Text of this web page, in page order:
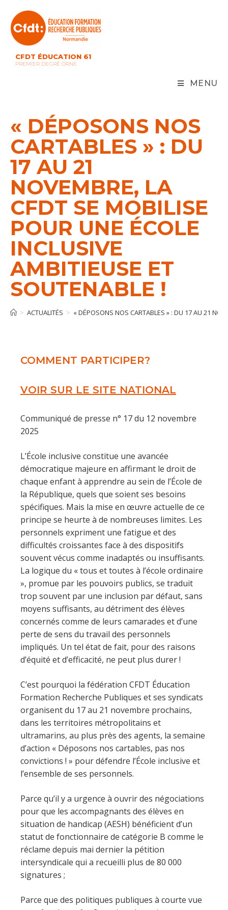
content
CFDT ÉDUCATION 61
PREMIER DEGRÉ ORNE
MENU
« DÉPOSONS NOS
CARTABLES » : DU
17 AU 21
NOVEMBRE, LA
CFDT SE MOBILISE
POUR UNE ÉCOLE
INCLUSIVE
AMBITIEUSE ET
SOUTENABLE !
> ACTUALITÉS > « DÉPOSONS NOS CARTABLES » : DU 17 AU 21
COMMENT PARTICIPER?
VOIR SUR LE SITE NATIONAL
Communiqué de presse n° 17 du 12 novembre
2025
L’École inclusive constitue une avancée
démocratique majeure en affirmant le droit de
chaque enfant à apprendre au sein de l’École de
la République, quels que soient ses besoins
spécifiques. Mais la mise en œuvre actuelle de ce
principe se heurte à de nombreuses limites. Les
personnels expriment une fatigue et des
difficultés croissantes face à des dispositifs
souvent vécus comme inadaptés ou insuffisants.
La logique du « tous et toutes à l’école ordinaire
», promue par les pouvoirs publics, se traduit
trop souvent par une inclusion par défaut, sans
moyens suffisants, au détriment des élèves
concernés comme de leurs camarades et d’une
perte de sens du travail des personnels
impliqués. Un tel état de fait, pour des raisons
d’équité et d’efficacité, ne peut plus durer !
C’est pourquoi la fédération CFDT Éducation
Formation Recherche Publiques et ses syndicats
organisent du 17 au 21 novembre prochains,
dans les territoires métropolitains et
ultramarins, au plus près des agents, la semaine
d’action « Déposons nos cartables, pas nos
convictions ! » pour défendre l’École inclusive et
l’ensemble de ses personnels.
Parce qu’il y a urgence à ouvrir des négociations
pour que les accompagnants des élèves en
situation de handicap (AESH) bénéficient d’un
statut de fonctionnaire de catégorie B comme le
réclame depuis mai dernier la pétition
intersyndicale qui a recueilli plus de 80 000
signatures ;
Parce que des politiques publiques à courte vue